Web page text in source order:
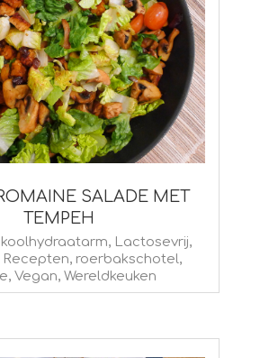
SALADE MET
TEMPEH
koolhydraatarm, Lactosevrij,
Recepten, roerbakschotel,
, Vegan, Wereldkeuken